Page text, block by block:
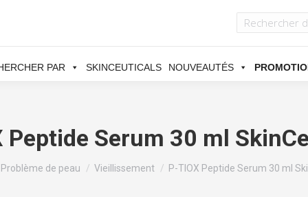
PAR SKINCEUTICALS NOUVEAUTÉS
Peptide Serum 30 ml
ici :
Problème de peau Vieillissement P-TIOX Peptide Serum 30 ml